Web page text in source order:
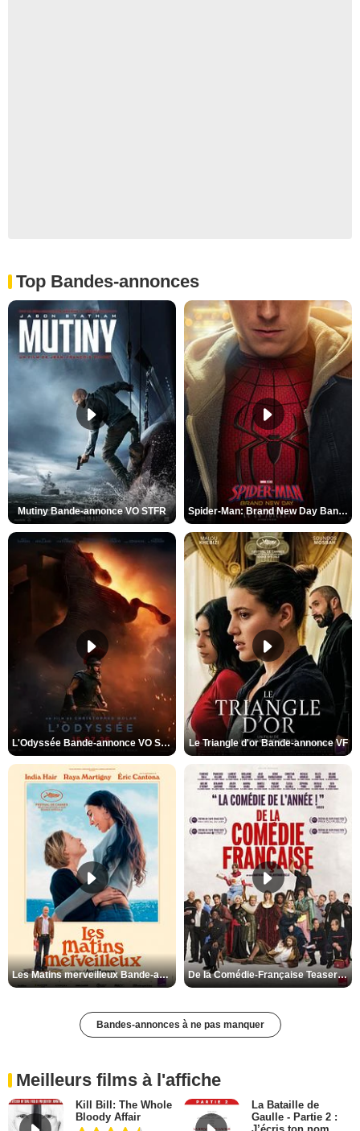
Top Bandes-annonces
Mutiny Bande-annonce VO STFR Spider-Man: Brand New Day Bande-annonce VO STFR
L'Odyssée Bande-annonce VO STFR Le Triangle d'or Bande-annonce VF
Les Matins merveilleux Bande-annonce VF De la Comédie-Française Teaser VF
Bandes-annonces à ne pas manquer
Meilleurs films à l'affiche
Kill Bill: The Whole
Bloody Affair
La Bataille de
Gaulle - Partie 2 :